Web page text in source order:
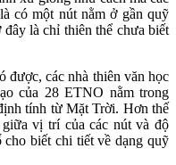
có một nút nằm ở gần quỹ
là chỉ thiên thể chưa biết
được, các nhà thiên văn học
của 28 ETNO nằm trong
tính từ Mặt Trời. Hơn thế
vị trí của các nút và độ
cho biết chi tiết về dạng quỹ